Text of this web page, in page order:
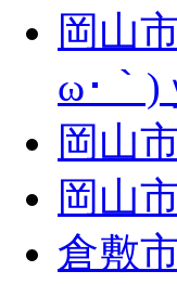
岡山
ω･｀)
岡山
岡山
倉敷